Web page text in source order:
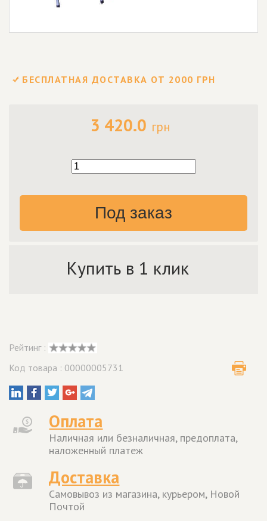
БЕСПЛАТНАЯ ДОСТАВКА ОТ 2000 ГРН
3 420.0 грн
Под заказ
Купить в 1 клик
Рейтинг :
Код товара : 00000005731
Оплата
Наличная или безналичная, предоплата,
наложенный платеж
Доставка
Самовывоз из магазина, курьером, Новой
Почтой